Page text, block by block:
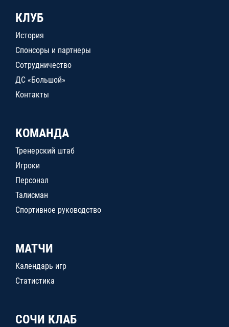
КЛУБ
История
Спонсоры и партнеры
Сотрудничество
ДС «Большой»
Контакты
КОМАНДА
Тренерский штаб
Игроки
Персонал
Талисман
Спортивное руководство
МАТЧИ
Календарь игр
Статистика
СОЧИ КЛАБ